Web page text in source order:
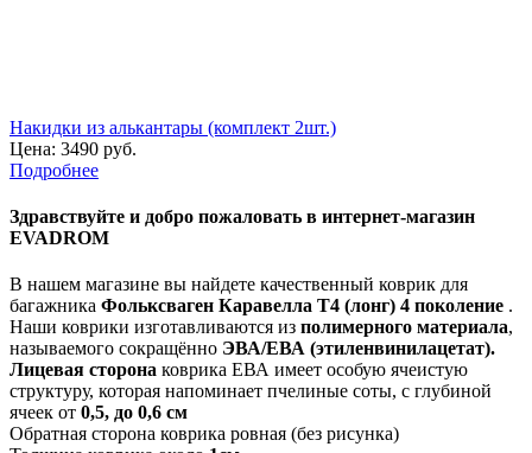
Накидки из алькантары (комплект 2шт.)
Цена: 3490 руб.
Подробнее
Здравствуйте и добро пожаловать в интернет-магазин
EVADROM
В нашем магазине вы найдете качественный коврик для
багажника Фольксваген Каравелла Т4 (лонг) 4 поколение .
Наши коврики изготавливаются из полимерного материала,
называемого сокращённо ЭВА/ЕВА (этиленвинилацетат).
Лицевая сторона коврика ЕВА имеет особую ячеистую
структуру, которая напоминает пчелиные соты, с глубиной
ячеек от 0,5, до 0,6 см
Обратная сторона коврика ровная (без рисунка)